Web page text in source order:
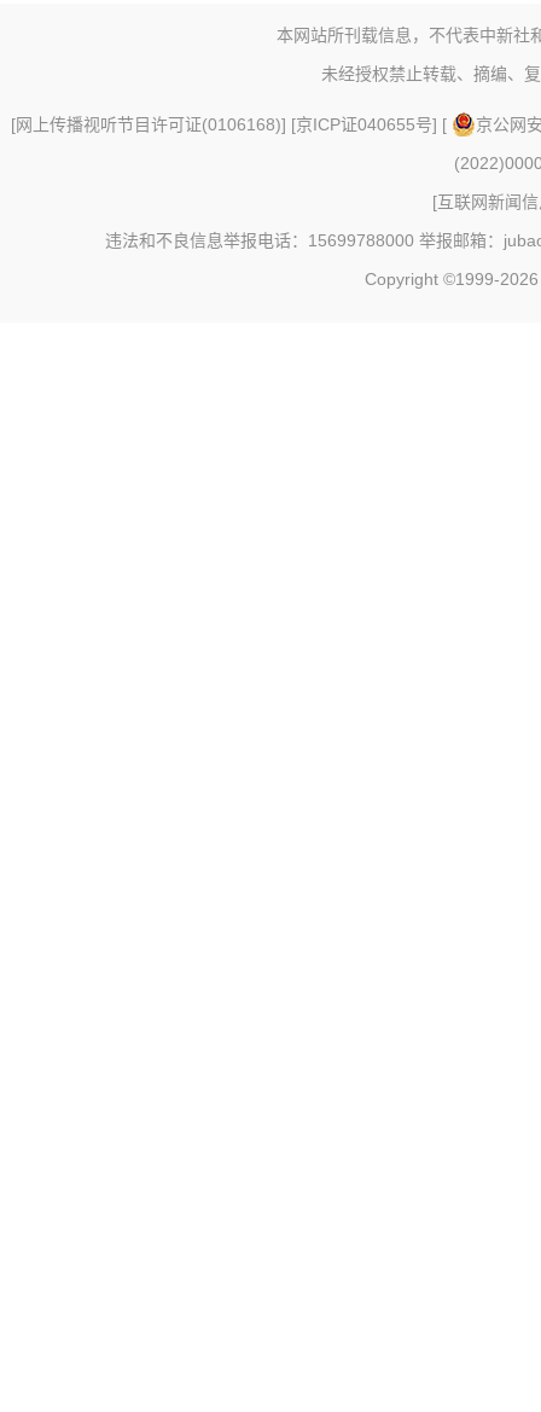
本网站所刊载信息，不代表中新社
未经授权禁止转载、摘编、
[网上传播视听节目许可证(0106168)] [京ICP证040655号] [
京公网
[互联网新闻
违法和不良信息举报电话：15699788000 举报邮箱：
Copyright ©1999-